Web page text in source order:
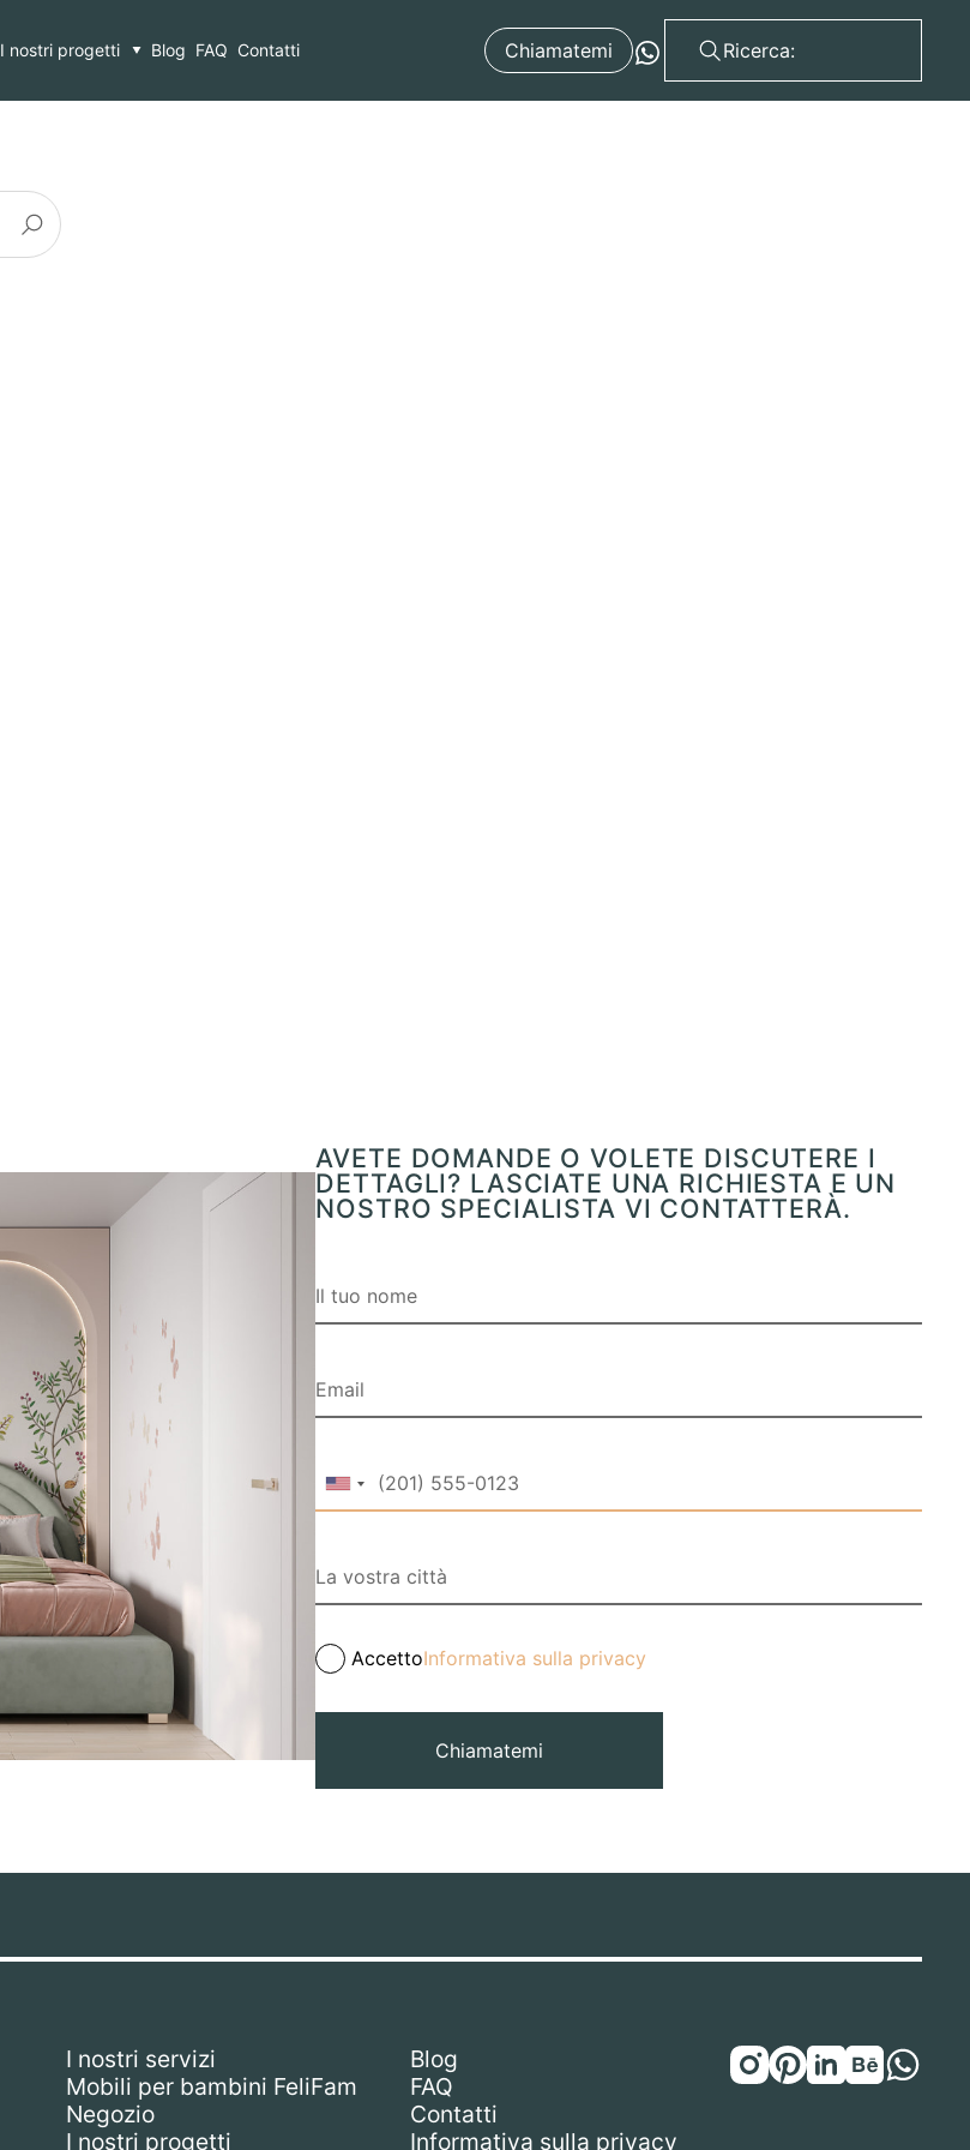
I nostri progetti Blog FAQ Contatti Chiamatemi
AVETE DOMANDE O VOLETE DISCUTERE I
DETTAGLI? LASCIATE UNA RICHIESTA E UN
NOSTRO SPECIALISTA VI CONTATTERÀ.
AccettoInformativa sulla privacy
Chiamatemi
I nostri servizi
Mobili per bambini FeliFam
Negozio
I nostri progetti
Blog
FAQ
Contatti
Informativa sulla privacy